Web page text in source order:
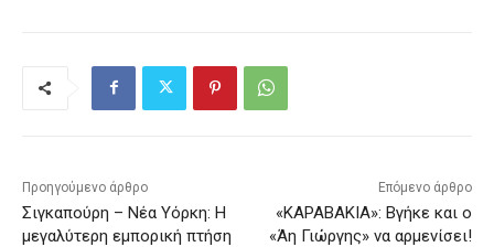
Προηγούμενο άρθρο
Σιγκαπούρη – Νέα Υόρκη: Η
μεγαλύτερη εμπορική πτήση
Επόμενο άρθρο
«ΚΑΡΑΒΑΚΙΑ»: Βγήκε και ο
«Άη Γιώργης» να αρμενίσει!